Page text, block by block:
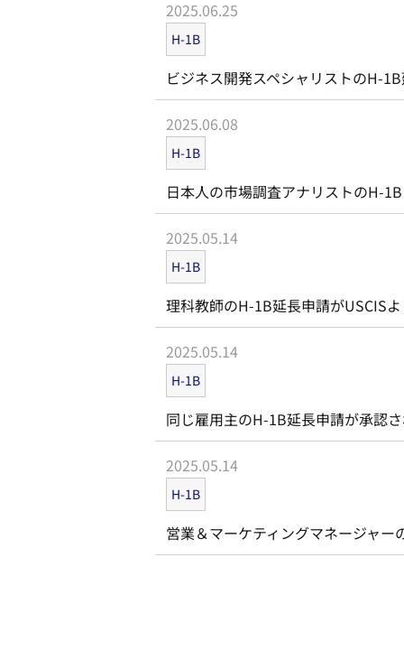
2025.06.25
H-1B
ビジネス開発スペシャリストのH-
2025.06.08
H-1B
日本人の市場調査アナリストのH-
2025.05.14
H-1B
理科教師のH-1B延長申請がUSCIS
2025.05.14
H-1B
同じ雇用主のH-1B延長申請が承認
2025.05.14
H-1B
営業＆マーケティングマネージャ